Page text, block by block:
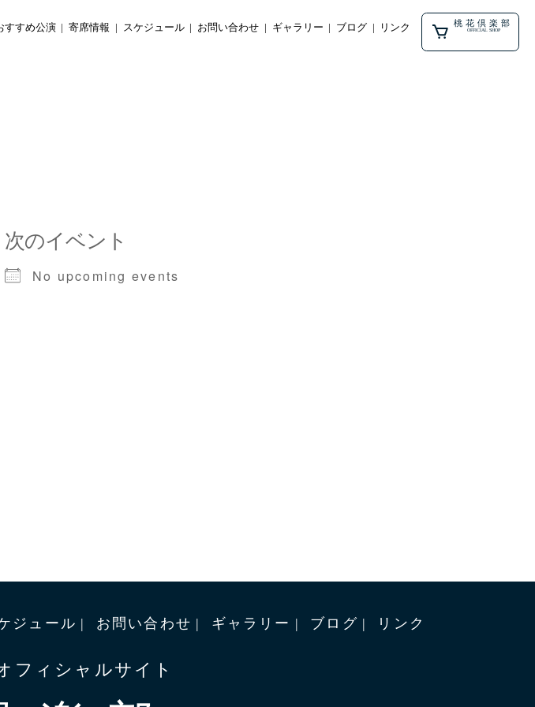
すすめ公演 寄席情報 スケジュール お問い合わせ ギャラリー ブログ リンク 桃花倶楽部
OFFICIAL SHOP
次のイベント
No upcoming events
ジュール お問い合わせ ギャラリー ブログ リンク
フィシャルサイト